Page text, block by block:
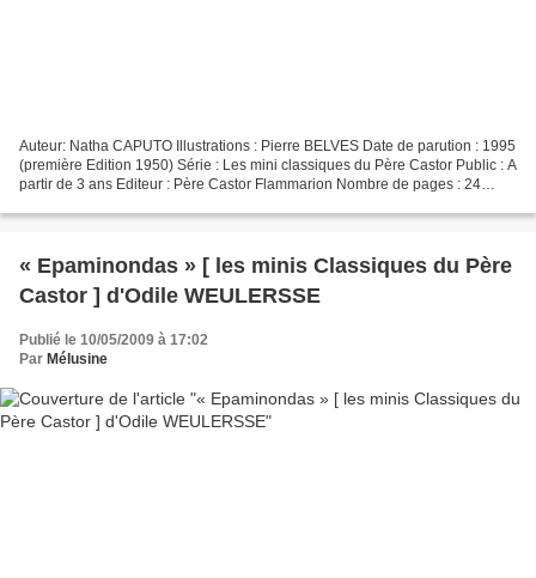
Auteur: Natha CAPUTO Illustrations : Pierre BELVES Date de parution : 1995
(première Edition 1950) Série : Les mini classiques du Père Castor Public : A
partir de 3 ans Editeur : Père Castor Flammarion Nombre de pages : 24
« Epaminondas » [ les minis Classiques du Père
Castor ] d'Odile WEULERSSE
Publié le 10/05/2009 à 17:02
Par Mélusine